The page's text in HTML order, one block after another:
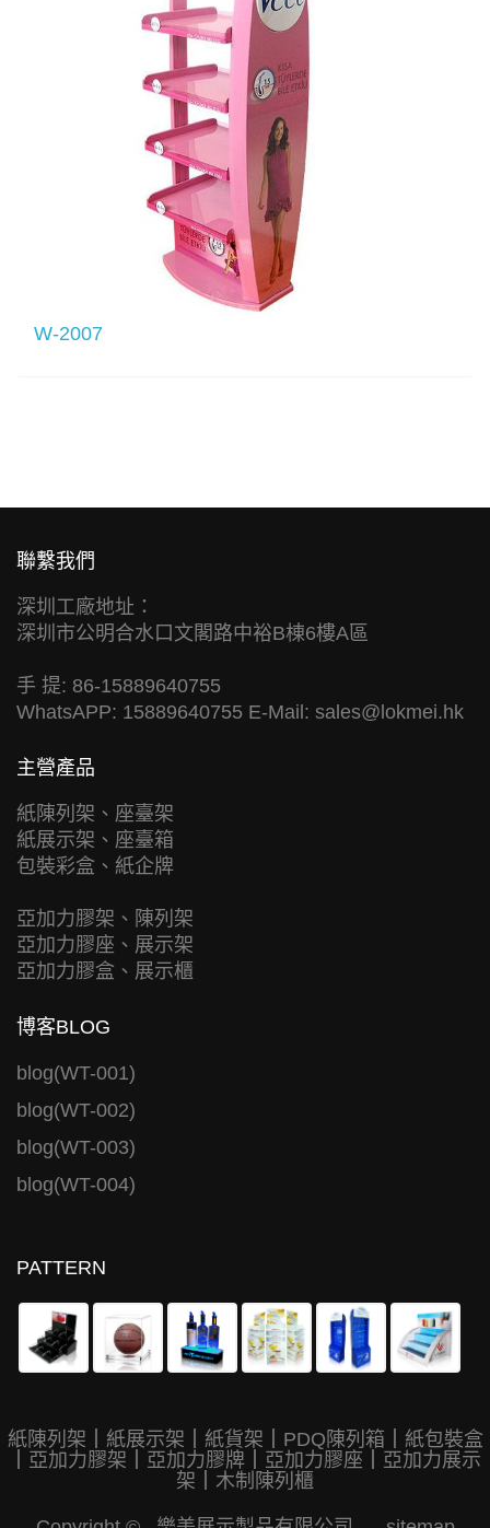
W-2007
聯繫我們
深圳工廠地址：
深圳市公明合水口文閣路中裕B棟6樓A區
手 提: 86-15889640755
WhatsAPP: 15889640755 E-Mail: sales@lokmei.hk
主營產品
紙陳列架、座臺架
紙展示架、座臺箱
包裝彩盒、紙企牌
亞加力膠架、陳列架
亞加力膠座、展示架
亞加力膠盒、展示櫃
博客BLOG
blog(WT-001)
blog(WT-002)
blog(WT-003)
blog(WT-004)
PATTERN
紙陳列架 紙展示架 紙貨架 PDQ陳列箱
紙包裝盒
亞加力膠架 亞加力膠牌 亞加力膠座
亞加力展示
架
木制陳列櫃